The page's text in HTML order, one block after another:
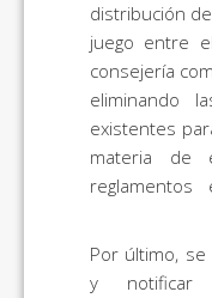
distribución
juego entre
consejería
eliminando
existentes
materia de
Por último,
y